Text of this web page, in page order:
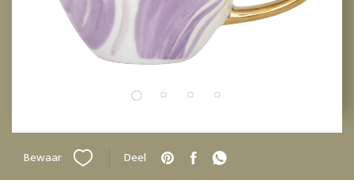
Bewaar Deel